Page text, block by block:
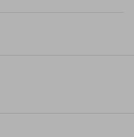
“Conferma le mie scelte”, la
effettuata verrà salvata. Se non è